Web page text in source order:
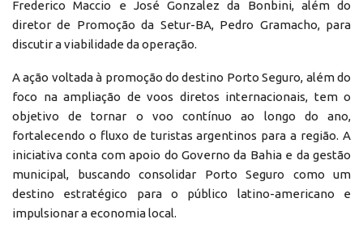
Frederico Maccio e José Gonzalez da Bonbini, além do
diretor de Promoção da Setur-BA, Pedro Gramacho, para
discutir a viabilidade da operação.
A ação voltada à promoção do destino Porto Seguro, além do
foco na ampliação de voos diretos internacionais, tem o
objetivo de tornar o voo contínuo ao longo do ano,
fortalecendo o fluxo de turistas argentinos para a região. A
iniciativa conta com apoio do Governo da Bahia e da gestão
municipal, buscando consolidar Porto Seguro como um
destino estratégico para o público latino-americano e
impulsionar a economia local.